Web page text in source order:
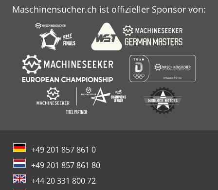
Maschinensucher.ch ist offizieller Sponsor von:
+49 201 857 861 0
+49 201 857 861 80
+44 20 331 800 72